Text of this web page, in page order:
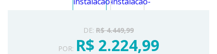
DE: R$ 4.449,99
POR: R$ 2.224,99